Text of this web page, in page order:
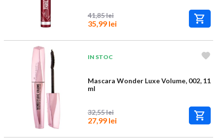
41,85 lei
35,99 lei
IN STOC
Mascara Wonder Luxe Volume, 002, 11
ml
32,55 lei
27,99 lei